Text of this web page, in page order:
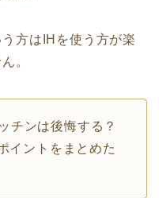
方はIHを使う方が楽
。
チンは後悔する？
イントをまとめた